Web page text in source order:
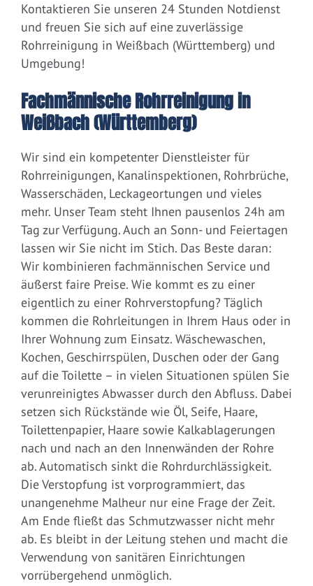
Kontaktieren Sie unseren 24 Stunden Notdienst
und freuen Sie sich auf eine zuverlässige
Rohrreinigung in Weißbach (Württemberg) und
Umgebung!
Fachmännische Rohrreinigung in
Weißbach (Württemberg)
Wir sind ein kompetenter Dienstleister für
Rohrreinigungen, Kanalinspektionen, Rohrbrüche,
Wasserschäden, Leckageortungen und vieles
mehr. Unser Team steht Ihnen pausenlos 24h am
Tag zur Verfügung. Auch an Sonn- und Feiertagen
lassen wir Sie nicht im Stich. Das Beste daran:
Wir kombinieren fachmännischen Service und
äußerst faire Preise. Wie kommt es zu einer
eigentlich zu einer Rohrverstopfung? Täglich
kommen die Rohrleitungen in Ihrem Haus oder in
Ihrer Wohnung zum Einsatz. Wäschewaschen,
Kochen, Geschirrspülen, Duschen oder der Gang
auf die Toilette – in vielen Situationen spülen Sie
verunreinigtes Abwasser durch den Abfluss. Dabei
setzen sich Rückstände wie Öl, Seife, Haare,
Toilettenpapier, Haare sowie Kalkablagerungen
nach und nach an den Innenwänden der Rohre
ab. Automatisch sinkt die Rohrdurchlässigkeit.
Die Verstopfung ist vorprogrammiert, das
unangenehme Malheur nur eine Frage der Zeit.
Am Ende fließt das Schmutzwasser nicht mehr
ab. Es bleibt in der Leitung stehen und macht die
Verwendung von sanitären Einrichtungen
vorrübergehend unmöglich.